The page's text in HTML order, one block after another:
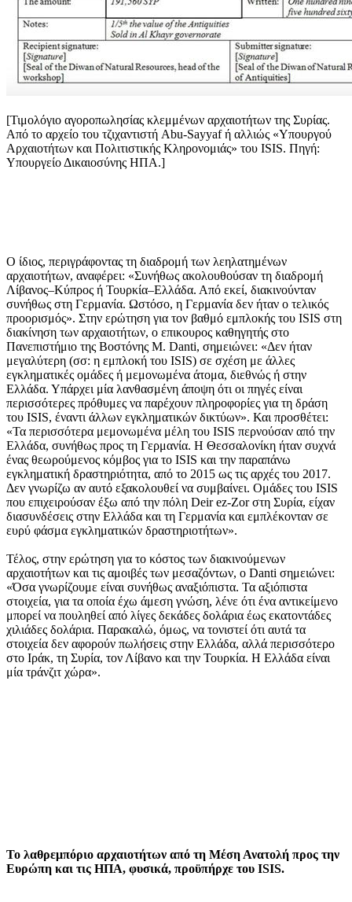
[Τιμολόγιο αγοροπωλησίας κλεμμένων αρχαιοτήτων της Συρίας.
Από το αρχείο του τζιχαντιστή Abu-Sayyaf ή αλλιώς «Υπουργού
Αρχαιοτήτων και Πολιτιστικής Κληρονομιάς» του ISIS. Πηγή:
Υπουργείο Δικαιοσύνης ΗΠΑ.]
Ο ίδιος, περιγράφοντας τη διαδρομή των λεηλατημένων
αρχαιοτήτων, αναφέρει: «Συνήθως ακολουθούσαν τη διαδρομή
Λίβανος–Κύπρος ή Τουρκία–Ελλάδα. Από εκεί, διακινούνταν
συνήθως στη Γερμανία. Ωστόσο, η Γερμανία δεν ήταν ο τελικός
προορισμός». Στην ερώτηση για τον βαθμό εμπλοκής του ISIS στη
διακίνηση των αρχαιοτήτων, ο επικουρος καθηγητής στο
Πανεπιστήμιο της Βοστόνης M. Danti, σημειώνει: «Δεν ήταν
μεγαλύτερη (σσ: η εμπλοκή του ISIS) σε σχέση με άλλες
εγκληματικές ομάδες ή μεμονωμένα άτομα, διεθνώς ή στην
Ελλάδα. Υπάρχει μία λανθασμένη άποψη ότι οι πηγές είναι
περισσότερες πρόθυμες να παρέχουν πληροφορίες για τη δράση
του ISIS, έναντι άλλων εγκληματικών δικτύων». Και προσθέτει:
«Τα περισσότερα μεμονωμένα μέλη του ISIS περνούσαν από την
Ελλάδα, συνήθως προς τη Γερμανία. Η Θεσσαλονίκη ήταν συχνά
ένας θεωρούμενος κόμβος για το ISIS και την παραπάνω
εγκληματική δραστηριότητα, από το 2015 ως τις αρχές του 2017.
Δεν γνωρίζω αν αυτό εξακολουθεί να συμβαίνει. Ομάδες του ISIS
που επιχειρούσαν έξω από την πόλη Deir ez-Zor στη Συρία, είχαν
διασυνδέσεις στην Ελλάδα και τη Γερμανία και εμπλέκονταν σε
ευρύ φάσμα εγκληματικών δραστηριοτήτων».
Τέλος, στην ερώτηση για το κόστος των διακινούμενων
αρχαιοτήτων και τις αμοιβές των μεσαζόντων, ο Danti σημειώνει:
«Όσα γνωρίζουμε είναι συνήθως αναξιόπιστα. Τα αξιόπιστα
στοιχεία, για τα οποία έχω άμεση γνώση, λένε ότι ένα αντικείμενο
μπορεί να πουληθεί από λίγες δεκάδες δολάρια έως εκατοντάδες
χιλιάδες δολάρια. Παρακαλώ, όμως, να τονιστεί ότι αυτά τα
στοιχεία δεν αφορούν πωλήσεις στην Ελλάδα, αλλά περισσότερο
στο Ιράκ, τη Συρία, τον Λίβανο και την Τουρκία. Η Ελλάδα είναι
μία τράνζιτ χώρα».
Το λαθρεμπόριο αρχαιοτήτων από τη Μέση Ανατολή προς την
Ευρώπη και τις ΗΠΑ, φυσικά, προϋπήρχε του ISIS.